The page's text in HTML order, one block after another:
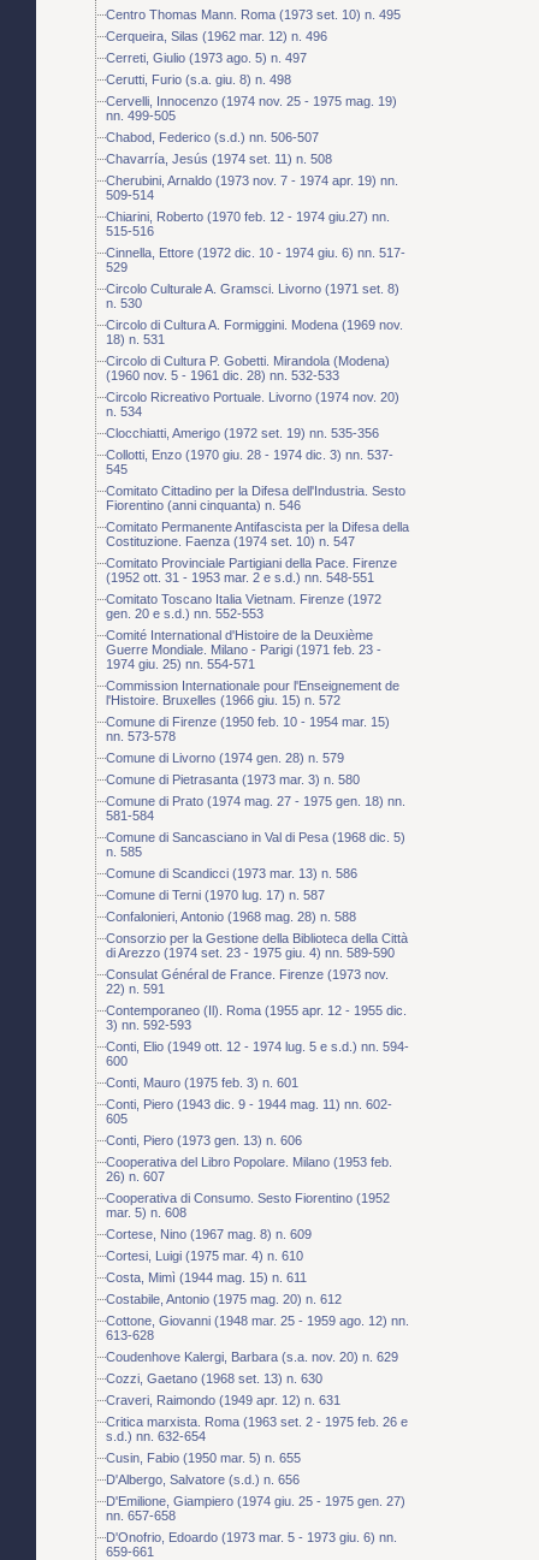
Centro Thomas Mann. Roma (1973 set. 10) n. 495
Cerqueira, Silas (1962 mar. 12) n. 496
Cerreti, Giulio (1973 ago. 5) n. 497
Cerutti, Furio (s.a. giu. 8) n. 498
Cervelli, Innocenzo (1974 nov. 25 - 1975 mag. 19)
nn. 499-505
Chabod, Federico (s.d.) nn. 506-507
Chavarría, Jesús (1974 set. 11) n. 508
Cherubini, Arnaldo (1973 nov. 7 - 1974 apr. 19) nn.
509-514
Chiarini, Roberto (1970 feb. 12 - 1974 giu.27) nn.
515-516
Cinnella, Ettore (1972 dic. 10 - 1974 giu. 6) nn. 517-
529
Circolo Culturale A. Gramsci. Livorno (1971 set. 8)
n. 530
Circolo di Cultura A. Formiggini. Modena (1969 nov.
18) n. 531
Circolo di Cultura P. Gobetti. Mirandola (Modena)
(1960 nov. 5 - 1961 dic. 28) nn. 532-533
Circolo Ricreativo Portuale. Livorno (1974 nov. 20)
n. 534
Clocchiatti, Amerigo (1972 set. 19) nn. 535-356
Collotti, Enzo (1970 giu. 28 - 1974 dic. 3) nn. 537-
545
Comitato Cittadino per la Difesa dell'Industria. Sesto
Fiorentino (anni cinquanta) n. 546
Comitato Permanente Antifascista per la Difesa della
Costituzione. Faenza (1974 set. 10) n. 547
Comitato Provinciale Partigiani della Pace. Firenze
(1952 ott. 31 - 1953 mar. 2 e s.d.) nn. 548-551
Comitato Toscano Italia Vietnam. Firenze (1972
gen. 20 e s.d.) nn. 552-553
Comité International d'Histoire de la Deuxième
Guerre Mondiale. Milano - Parigi (1971 feb. 23 -
1974 giu. 25) nn. 554-571
Commission Internationale pour l'Enseignement de
l'Histoire. Bruxelles (1966 giu. 15) n. 572
Comune di Firenze (1950 feb. 10 - 1954 mar. 15)
nn. 573-578
Comune di Livorno (1974 gen. 28) n. 579
Comune di Pietrasanta (1973 mar. 3) n. 580
Comune di Prato (1974 mag. 27 - 1975 gen. 18) nn.
581-584
Comune di Sancasciano in Val di Pesa (1968 dic. 5)
n. 585
Comune di Scandicci (1973 mar. 13) n. 586
Comune di Terni (1970 lug. 17) n. 587
Confalonieri, Antonio (1968 mag. 28) n. 588
Consorzio per la Gestione della Biblioteca della Città
di Arezzo (1974 set. 23 - 1975 giu. 4) nn. 589-590
Consulat Général de France. Firenze (1973 nov.
22) n. 591
Contemporaneo (Il). Roma (1955 apr. 12 - 1955 dic.
3) nn. 592-593
Conti, Elio (1949 ott. 12 - 1974 lug. 5 e s.d.) nn. 594-
600
Conti, Mauro (1975 feb. 3) n. 601
Conti, Piero (1943 dic. 9 - 1944 mag. 11) nn. 602-
605
Conti, Piero (1973 gen. 13) n. 606
Cooperativa del Libro Popolare. Milano (1953 feb.
26) n. 607
Cooperativa di Consumo. Sesto Fiorentino (1952
mar. 5) n. 608
Cortese, Nino (1967 mag. 8) n. 609
Cortesi, Luigi (1975 mar. 4) n. 610
Costa, Mimì (1944 mag. 15) n. 611
Costabile, Antonio (1975 mag. 20) n. 612
Cottone, Giovanni (1948 mar. 25 - 1959 ago. 12) nn.
613-628
Coudenhove Kalergi, Barbara (s.a. nov. 20) n. 629
Cozzi, Gaetano (1968 set. 13) n. 630
Craveri, Raimondo (1949 apr. 12) n. 631
Critica marxista. Roma (1963 set. 2 - 1975 feb. 26 e
s.d.) nn. 632-654
Cusin, Fabio (1950 mar. 5) n. 655
D'Albergo, Salvatore (s.d.) n. 656
D'Emilione, Giampiero (1974 giu. 25 - 1975 gen. 27)
nn. 657-658
D'Onofrio, Edoardo (1973 mar. 5 - 1973 giu. 6) nn.
659-661